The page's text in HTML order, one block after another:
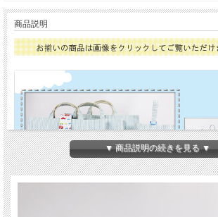
商品説明
▼ 商品説明の続きを見る ▼